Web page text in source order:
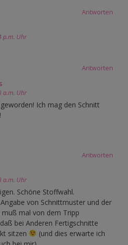
Antworten
p.m. Uhr
Antworten
a.m. Uhr
Ich mag den Schnitt
Antworten
a.m. Uhr
Schöne Stoffwahl.
von Schnittmuster und der
muß mal von dem Tripp
bei Anderen Fertigschnitte
sitzen
(und dies erwarte ich